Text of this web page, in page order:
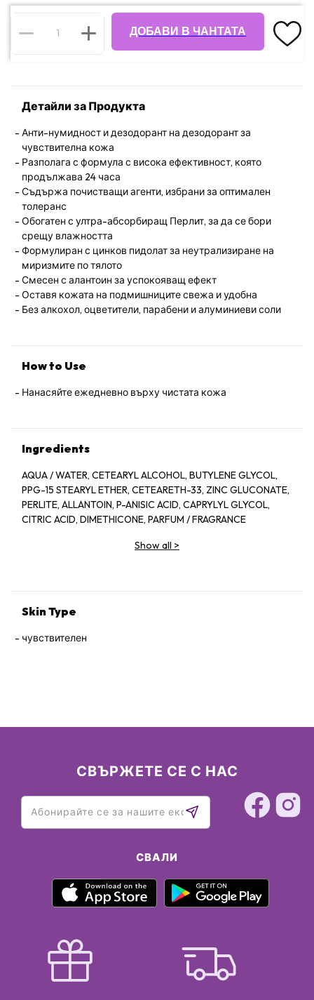
ДОБАВИ В ЧАНТАТА
Детайли за Продукта
Анти-нумидност и дезодорант на дезодорант за
чувствителна кожа
Разполага с формула с висока ефективност, която
продължава 24 часа
Съдържа почистващи агенти, избрани за оптимален
толеранс
Обогатен с ултра-абсорбиращ Перлит, за да се бори
срещу влажността
Формулиран с цинков пидолат за неутрализиране на
миризмите по тялото
Смесен с алантоин за успокояващ ефект
Оставя кожата на подмишниците свежа и удобна
Без алкохол, оцветители, парабени и алуминиеви соли
How to Use
Нанасяйте ежедневно върху чистата кожа
Ingredients
AQUA / WATER, CETEARYL ALCOHOL, BUTYLENE GLYCOL,
PPG-15 STEARYL ETHER, CETEARETH-33, ZINC GLUCONATE,
PERLITE, ALLANTOIN, P-ANISIC ACID, CAPRYLYL GLYCOL,
CITRIC ACID, DIMETHICONE, PARFUM / FRAGRANCE
Show all >
Skin Type
чувствителен
СВЪРЖЕТЕ СЕ С НАС
СВАЛИ